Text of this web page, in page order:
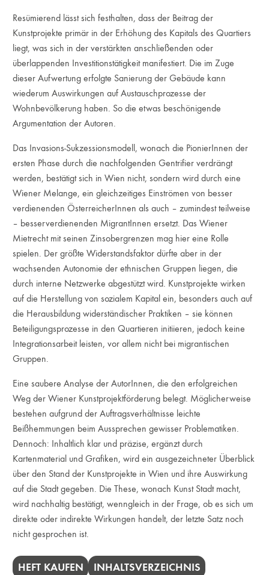
Resümierend lässt sich festhalten, dass der Beitrag der
Kunstprojekte primär in der Erhöhung des Kapitals des Quartiers
liegt, was sich in der verstärkten anschließenden oder
überlappenden Investitionstätigkeit manifestiert. Die im Zuge
dieser Aufwertung erfolgte Sanierung der Gebäude kann
wiederum Auswirkungen auf Austauschprozesse der
Wohnbevölkerung haben. So die etwas beschönigende
Argumentation der Autoren.
Das Invasions-Sukzessionsmodell, wonach die PionierInnen der
ersten Phase durch die nachfolgenden Gentrifier verdrängt
werden, bestätigt sich in Wien nicht, sondern wird durch eine
Wiener Melange, ein gleichzeitiges Einströmen von besser
verdienenden ÖsterreicherInnen als auch – zumindest teilweise
– besserverdienenden MigrantInnen ersetzt. Das Wiener
Mietrecht mit seinen Zinsobergrenzen mag hier eine Rolle
spielen. Der größte Widerstandsfaktor dürfte aber in der
wachsenden Autonomie der ethnischen Gruppen liegen, die
durch interne Netzwerke abgestützt wird. Kunstprojekte wirken
auf die Herstellung von sozialem Kapital ein, besonders auch auf
die Herausbildung widerständischer Praktiken – sie können
Beteiligungsprozesse in den Quartieren initiieren, jedoch keine
Integrationsarbeit leisten, vor allem nicht bei migrantischen
Gruppen.
Eine saubere Analyse der AutorInnen, die den erfolgreichen
Weg der Wiener Kunstprojektförderung belegt. Möglicherweise
bestehen aufgrund der Auftragsverhältnisse leichte
Beißhemmungen beim Aussprechen gewisser Problematiken.
Dennoch: Inhaltlich klar und präzise, ergänzt durch
Kartenmaterial und Grafiken, wird ein ausgezeichneter Überblick
über den Stand der Kunstprojekte in Wien und ihre Auswirkung
auf die Stadt gegeben. Die These, wonach Kunst Stadt macht,
wird nachhaltig bestätigt, wenngleich in der Frage, ob es sich um
direkte oder indirekte Wirkungen handelt, der letzte Satz noch
nicht gesprochen ist.
HEFT KAUFEN INHALTSVERZEICHNIS